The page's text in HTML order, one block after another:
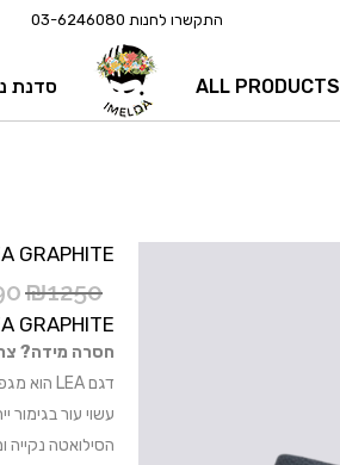
התקשרו לחנות 03-6246080
סדנת ALL PRODUCTS
GRAPHITE
₪1250
GRAPHITE
חסרה מידה? צרי
דגם LEA הוא מגפון שמדבר בשפה של חומר.
עשוי עור בגימור
הסילואטה נקייה